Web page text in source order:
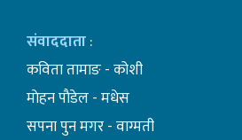
संवाददाता:
कविता तामाङ - कोशी
माेहन पाैडेल - मधेस
सपना पुन मगर - वाग्मती